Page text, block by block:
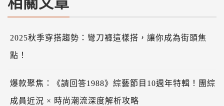
2025秋季穿搭趨勢：彎刀褲這樣搭，讓你成為街頭焦
點！
爆款聚焦：《請回答1988》綜藝節目10週年特輯！團綜
成員近況 × 時尚潮流深度解析攻略